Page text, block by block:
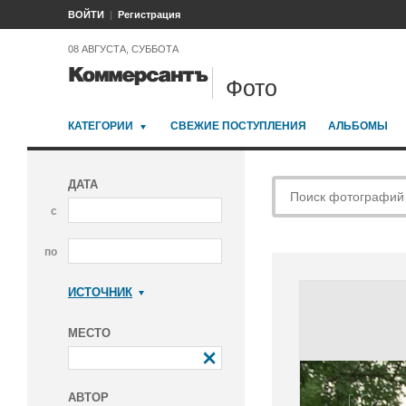
ВОЙТИ Регистрация
08 АВГУСТА, СУББОТА
Фото
КАТЕГОРИИ СВЕЖИЕ ПОСТУПЛЕНИЯ АЛЬБОМЫ
ДАТА
с
по
ИСТОЧНИК
МЕСТО
АВТОР